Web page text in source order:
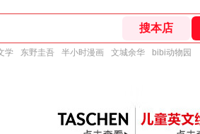
学 东野圭吾 半小时漫画 文城余华 bibi动物园